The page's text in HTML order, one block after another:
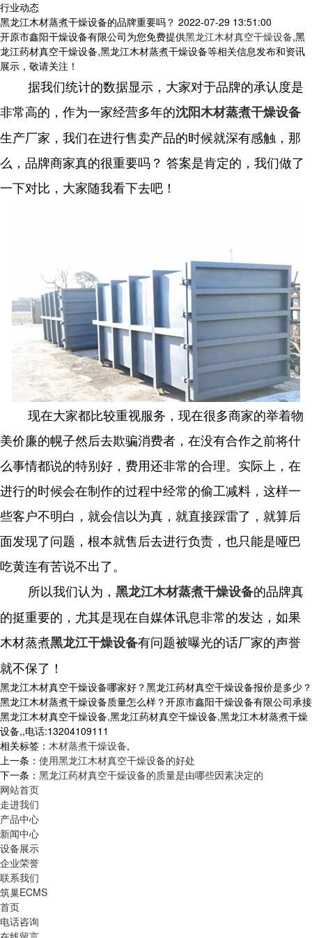
行业动态
黑龙江木材蒸煮干燥设备的品牌重要吗？ 2022-07-29 13:51:00
开原市鑫阳干燥设备有限公司为您免费提供黑龙江木材真空干燥设备,黑
龙江药材真空干燥设备,黑龙江木材蒸煮干燥设备等相关信息发布和资讯
展示，敬请关注！
据我们统计的数据显示，大家对于品牌的承认度是
非常高的，作为一家经营多年的沈阳木材蒸煮干燥设备
生产厂家，我们在进行售卖产品的时候就深有感触，那
么，品牌商家真的很重要吗？ 答案是肯定的，我们做了
一下对比，大家随我看下去吧！
现在大家都比较重视服务，现在很多商家的举着物
美价廉的幌子然后去欺骗消费者，在没有合作之前将什
么事情都说的特别好，费用还非常的合理。实际上，在
进行的时候会在制作的过程中经常的偷工减料，这样一
些客户不明白，就会信以为真，就直接踩雷了，就算后
面发现了问题，根本就售后去进行负责，也只能是哑巴
吃黄连有苦说不出了。
所以我们认为， 黑龙江木材蒸煮干燥设备的品牌真
的挺重要的，尤其是现在自媒体讯息非常的发达，如果
木材蒸煮黑龙江干燥设备有问题被曝光的话厂家的声誉
就不保了！
黑龙江木材真空干燥设备哪家好？黑龙江药材真空干燥设备报价是多少？
黑龙江木材蒸煮干燥设备质量怎么样？开原市鑫阳干燥设备有限公司承接
黑龙江木材真空干燥设备,黑龙江药材真空干燥设备,黑龙江木材蒸煮干燥
设备,,电话:13204109111
相关标签： 木材蒸煮干燥设备,
上一条： 使用黑龙江木材真空干燥设备的好处
下一条： 黑龙江药材真空干燥设备的质量是由哪些因素决定的
网站首页
走进我们
产品中心
新闻中心
设备展示
企业荣誉
联系我们
筑巢ECMS
首页
电话咨询